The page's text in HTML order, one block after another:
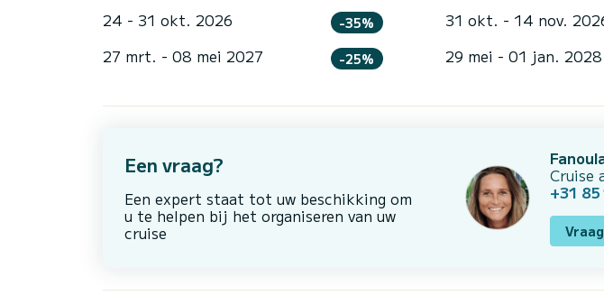
24 - 31 okt. 2026 -35% 31 okt. - 14 nov.
27 mrt. - 08 mei 2027 -25% 29 mei - 01 jan. 2028
Een vraag?
Een expert staat tot uw beschikking om
u te helpen bij het organiseren van uw
cruise
Cruise
+31